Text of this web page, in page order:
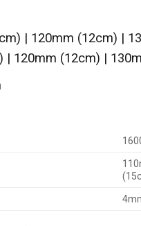
| 120mm (12cm) |
| 120mm (12cm) |